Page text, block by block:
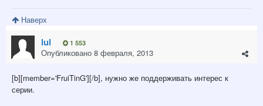
Наверх
lul 1 553
Опубликовано 8 февраля, 2013
[b][member='FruiTinG'][/b], нужно же поддерживать интерес к
серии.